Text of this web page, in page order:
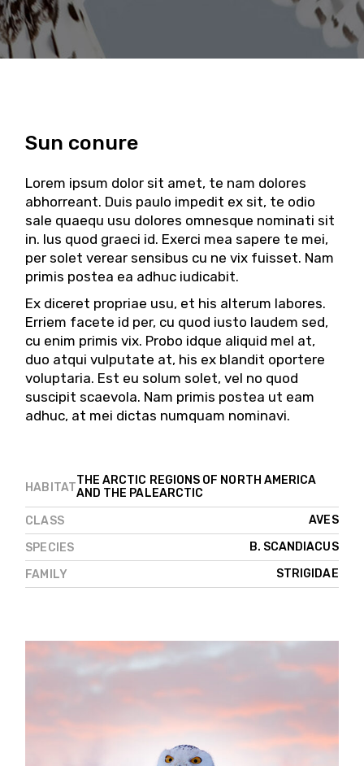
Sun conure
Lorem ipsum dolor sit amet, te nam dolores
abhorreant. Duis paulo impedit ex sit, te odio
sale quaequ usu dolores omnesque nominati sit
in. Ius quod graeci id. Exerci mea sapere te mei,
per solet verear sensibus cu ne vix fuisset. Nam
primis postea ea adhuc iudicabit.
Ex diceret propriae usu, et his alterum labores.
Erriem facete id per, cu quod iusto laudem sed,
cu enim primis vix. Probo idque aliquid mel at,
duo atqui vulputate at, his ex blandit oportere
voluptaria. Est eu solum solet, vel no quod
suscipit scaevola. Nam primis postea ut eam
adhuc, at mei dictas numquam nominavi.
HABITATTHE ARCTIC REGIONS OF NORTH AMERICA
AND THE PALEARCTIC
CLASS
AVES
SPECIES
B. SCANDIACUS
FAMILY
STRIGIDAE